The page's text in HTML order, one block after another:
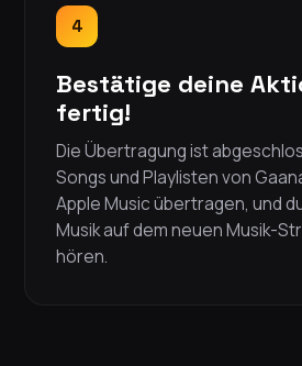
4
Bestätige deine
fertig!
Die Übertragung ist
Songs und Playlisten von
Apple Music übertragen, und
Musik auf dem neuen Musik-
hören.